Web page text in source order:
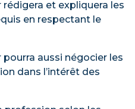
et expliquera les
en respectant le
aussi négocier les
dans l’intérêt des